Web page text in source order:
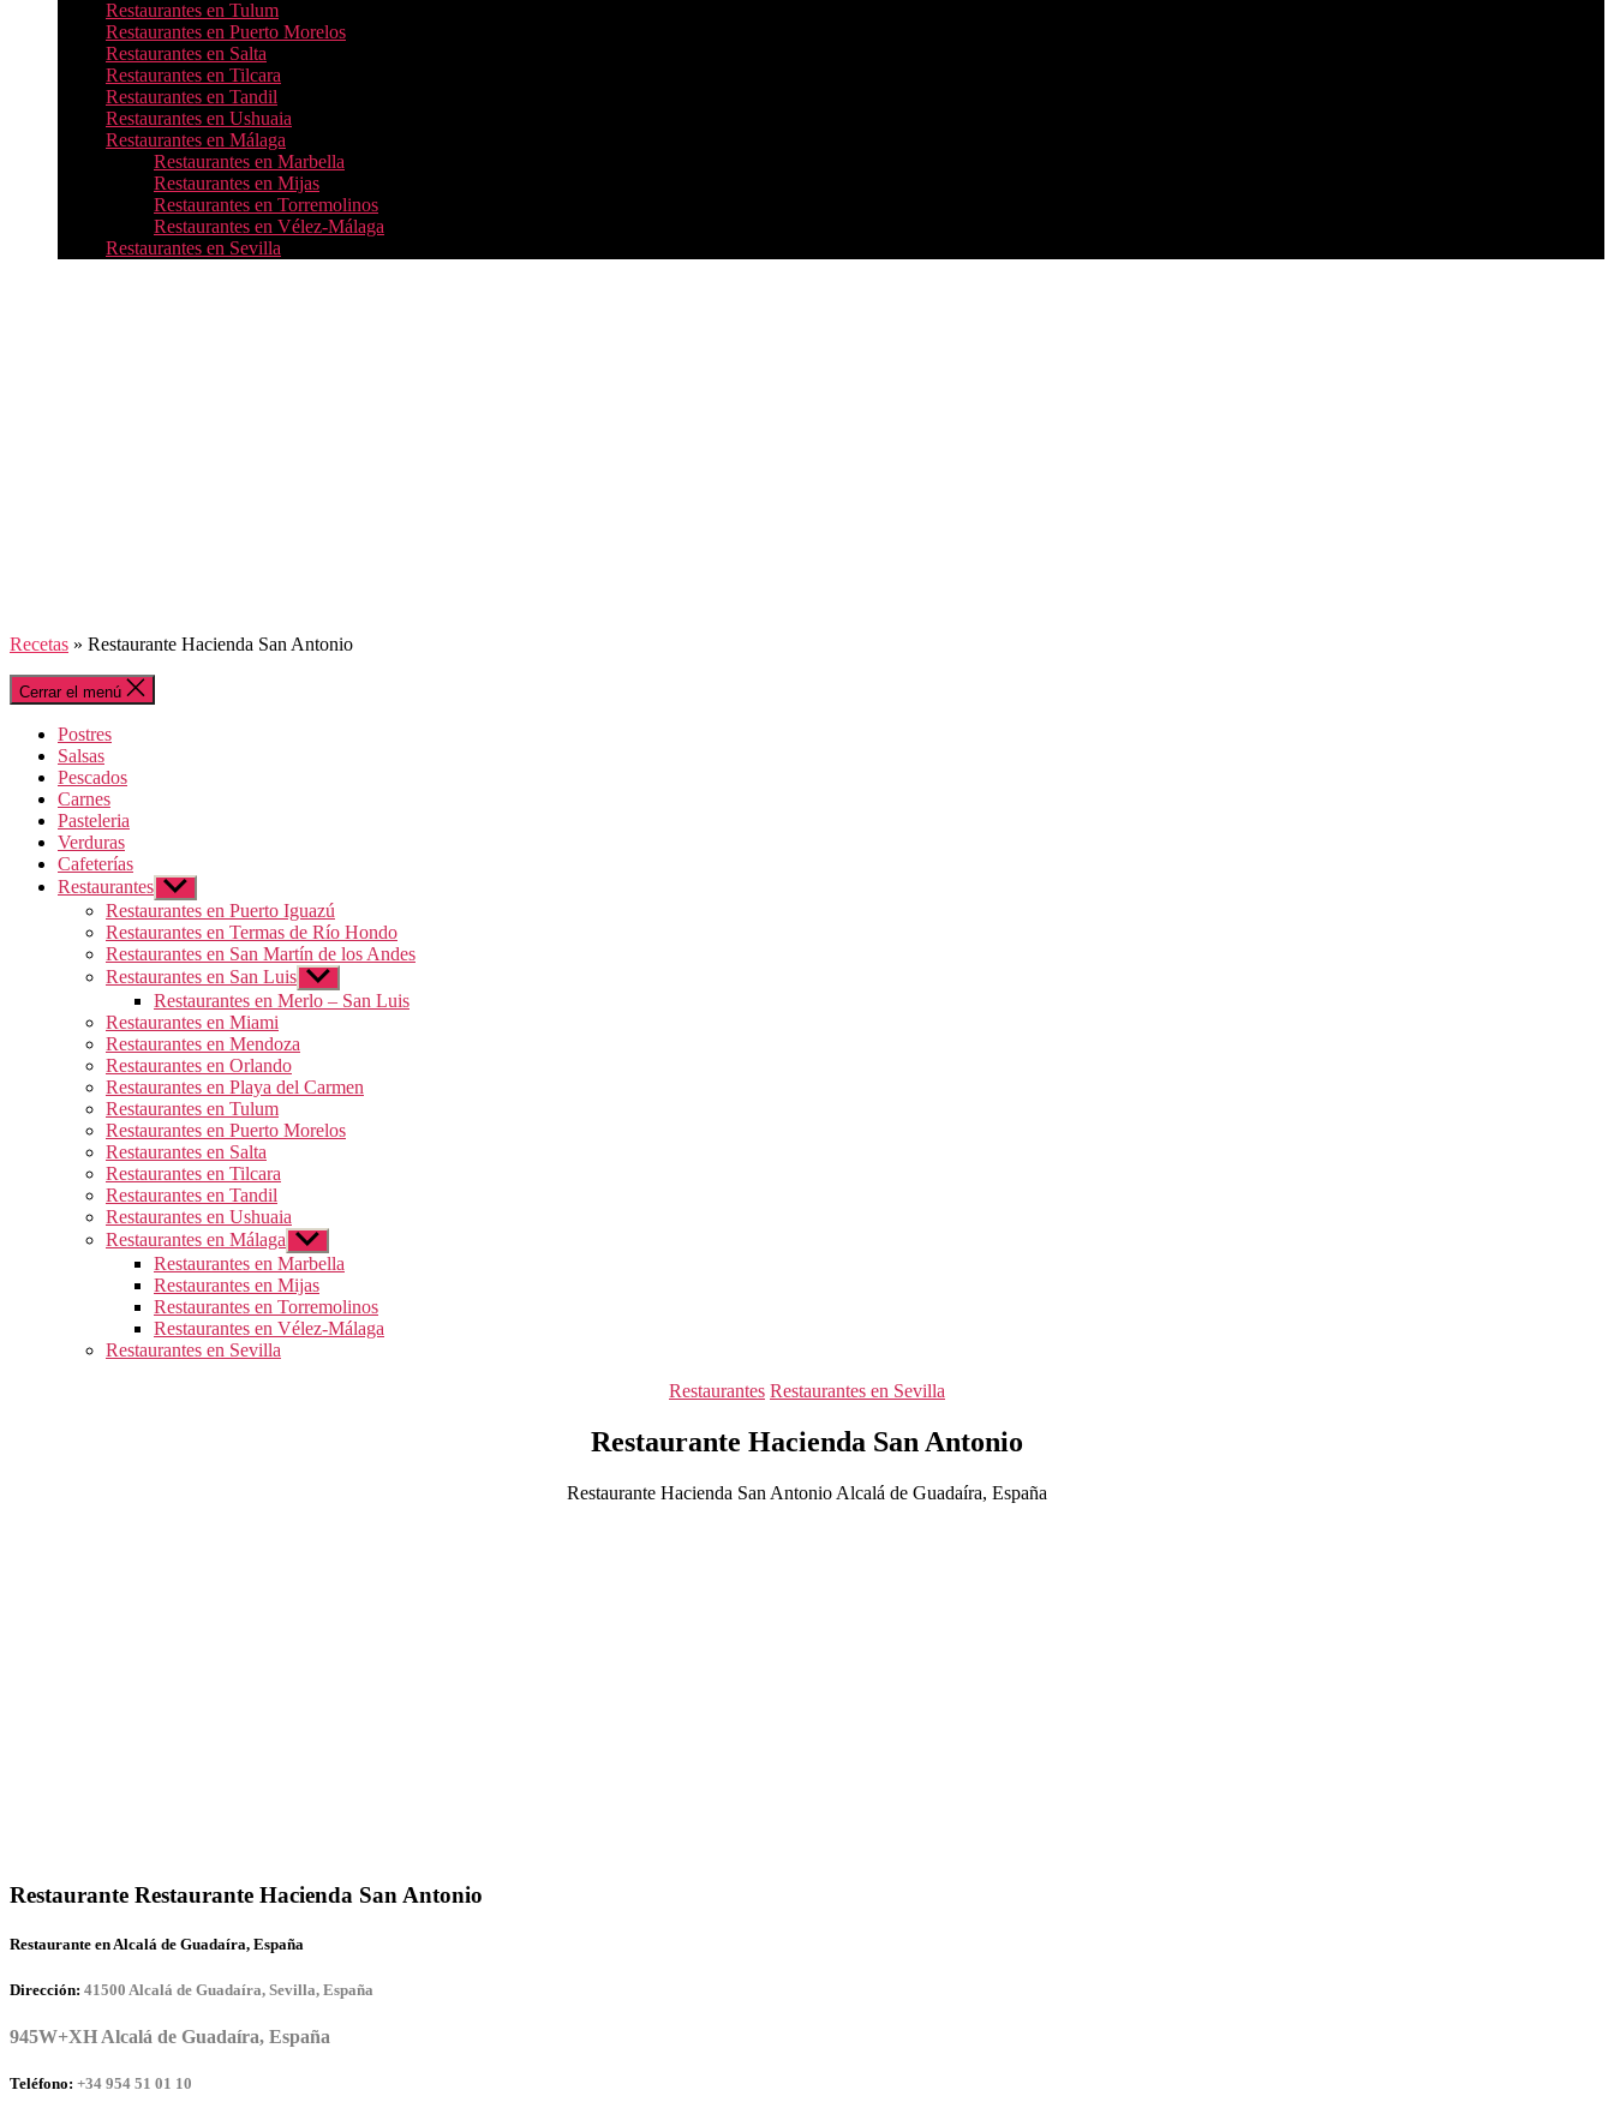
Restaurantes en Tulum
Restaurantes en Puerto Morelos
Restaurantes en Salta
Restaurantes en Tilcara
Restaurantes en Tandil
Restaurantes en Ushuaia
Restaurantes en Málaga
Restaurantes en Marbella
Restaurantes en Mijas
Restaurantes en Torremolinos
Restaurantes en Vélez-Málaga
Restaurantes en Sevilla
Recetas » Restaurante Hacienda San Antonio
Cerrar el menú
Postres
Salsas
Pescados
Carnes
Pasteleria
Verduras
Cafeterías
Restaurantes Mostrar
el
submenú
Restaurantes en Puerto Iguazú
Restaurantes en Termas de Río Hondo
Restaurantes en San Martín de los Andes
Restaurantes en San Luis Mostrar
el
submenú
Restaurantes en Merlo – San Luis
Restaurantes en Miami
Restaurantes en Mendoza
Restaurantes en Orlando
Restaurantes en Playa del Carmen
Restaurantes en Tulum
Restaurantes en Puerto Morelos
Restaurantes en Salta
Restaurantes en Tilcara
Restaurantes en Tandil
Restaurantes en Ushuaia
Restaurantes en Málaga Mostrar
el
submenú
Restaurantes en Marbella
Restaurantes en Mijas
Restaurantes en Torremolinos
Restaurantes en Vélez-Málaga
Restaurantes en Sevilla
Categorías
Restaurantes Restaurantes en Sevilla
Restaurante Hacienda San Antonio
Restaurante Hacienda San Antonio Alcalá de Guadaíra, España
Restaurante Restaurante Hacienda San Antonio
Restaurante en Alcalá de Guadaíra, España
Dirección: 41500 Alcalá de Guadaíra, Sevilla, España
945W+XH Alcalá de Guadaíra, España
Teléfono: +34 954 51 01 10